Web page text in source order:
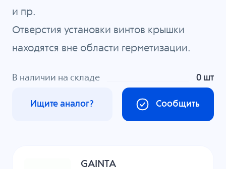
и пр.
Отверстия установки винтов крышки
находятся вне области герметизации.
В наличии на складе 0 шт
Сообщить
Ищите аналог?
GAINTA